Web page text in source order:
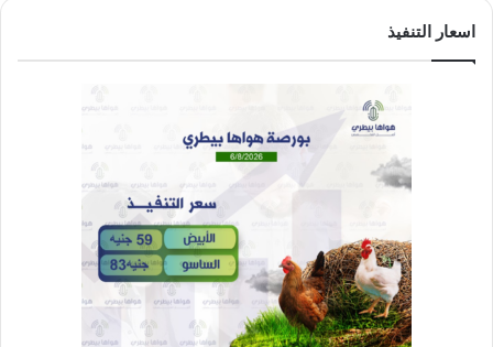
اسعار التنفيذ